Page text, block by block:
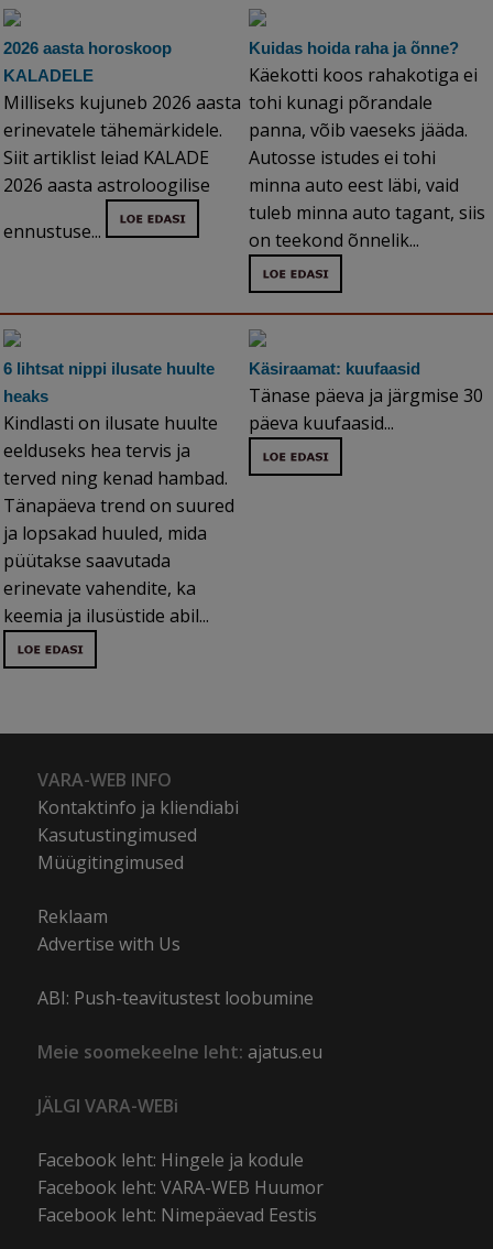
2026 aasta horoskoop
KALADELE
Milliseks kujuneb 2026 aasta
erinevatele tähemärkidele.
Siit artiklist leiad KALADE
2026 aasta astroloogilise
ennustuse...
Kuidas hoida raha ja õnne?
Käekotti koos rahakotiga ei
tohi kunagi põrandale
panna, võib vaeseks jääda.
Autosse istudes ei tohi
minna auto eest läbi, vaid
tuleb minna auto tagant, siis
on teekond õnnelik...
6 lihtsat nippi ilusate huulte
heaks
Kindlasti on ilusate huulte
eelduseks hea tervis ja
terved ning kenad hambad.
Tänapäeva trend on suured
ja lopsakad huuled, mida
püütakse saavutada
erinevate vahendite, ka
keemia ja ilusüstide abil...
Käsiraamat: kuufaasid
Tänase päeva ja järgmise 30
päeva kuufaasid...
VARA-WEB INFO
Kontaktinfo ja kliendiabi
Kasutustingimused
Müügitingimused
Reklaam
Advertise with Us
ABI: Push-teavitustest loobumine
Meie soomekeelne leht: ajatus.eu
JÄLGI VARA-WEBi
Facebook leht: Hingele ja kodule
Facebook leht: VARA-WEB Huumor
Facebook leht: Nimepäevad Eestis